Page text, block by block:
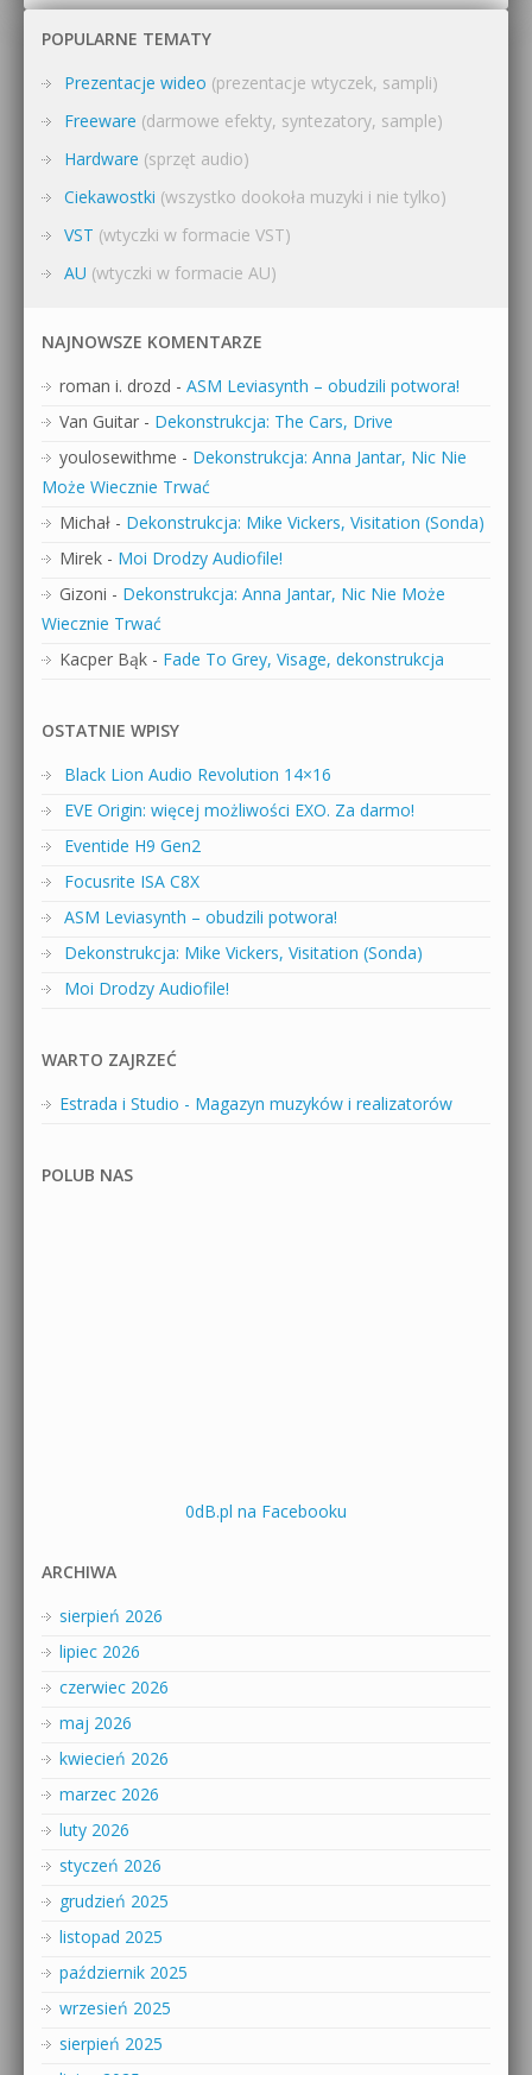
POPULARNE TEMATY
Prezentacje wideo (prezentacje wtyczek, sampli)
Freeware (darmowe efekty, syntezatory, sample)
Hardware (sprzęt audio)
Ciekawostki (wszystko dookoła muzyki i nie tylko)
VST (wtyczki w formacie VST)
AU (wtyczki w formacie AU)
NAJNOWSZE KOMENTARZE
roman i. drozd - ASM Leviasynth – obudzili potwora!
Van Guitar - Dekonstrukcja: The Cars, Drive
youlosewithme - Dekonstrukcja: Anna Jantar, Nic Nie
Może Wiecznie Trwać
Michał - Dekonstrukcja: Mike Vickers, Visitation (Sonda)
Mirek - Moi Drodzy Audiofile!
Gizoni - Dekonstrukcja: Anna Jantar, Nic Nie Może
Wiecznie Trwać
Kacper Bąk - Fade To Grey, Visage, dekonstrukcja
OSTATNIE WPISY
Black Lion Audio Revolution 14×16
EVE Origin: więcej możliwości EXO. Za darmo!
Eventide H9 Gen2
Focusrite ISA C8X
ASM Leviasynth – obudzili potwora!
Dekonstrukcja: Mike Vickers, Visitation (Sonda)
Moi Drodzy Audiofile!
WARTO ZAJRZEĆ
Estrada i Studio - Magazyn muzyków i realizatorów
POLUB NAS
0dB.pl na Facebooku
ARCHIWA
sierpień 2026
lipiec 2026
czerwiec 2026
maj 2026
kwiecień 2026
marzec 2026
luty 2026
styczeń 2026
grudzień 2025
listopad 2025
październik 2025
wrzesień 2025
sierpień 2025